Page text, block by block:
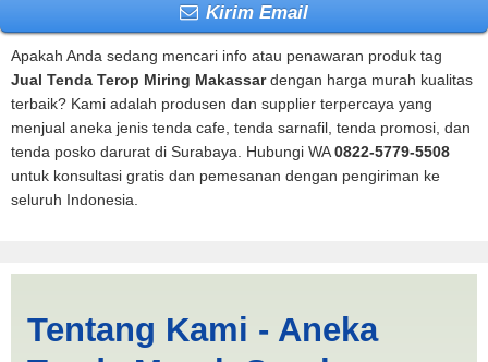
Kirim Email
Apakah Anda sedang mencari info atau penawaran produk tag
Jual Tenda Terop Miring Makassardengan harga murah kualitas
terbaik? Kami adalah produsen dan supplier terpercaya yang
menjual aneka jenis tenda cafe, tenda sarnafil, tenda promosi, dan
tenda posko darurat di Surabaya. Hubungi WA0822-5779-5508
untuk konsultasi gratis dan pemesanan dengan pengiriman ke
seluruh Indonesia.
Makassar | PRODUKSI
Tentang Kami - Aneka